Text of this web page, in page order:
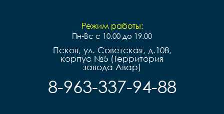
Режим работы:
Пн-Вс с 10.00 до 19.00
Псков, ул. Советская, д.108,
корпус №5 (Территория
завода Авар)
8-963-337-94-88